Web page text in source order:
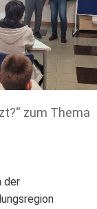
zum Thema
der